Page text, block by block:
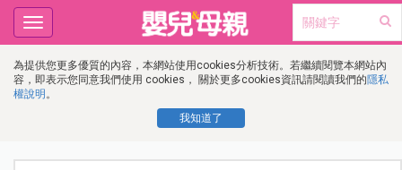
為提供您更多優質的內容，本網站使用cookies分析技術。若繼續閱覽本網站內
容，即表示您同意我們使用 cookies， 關於更多cookies資訊請閱讀我們的隱私
權說明 。
我知道了
Toggle
navigation